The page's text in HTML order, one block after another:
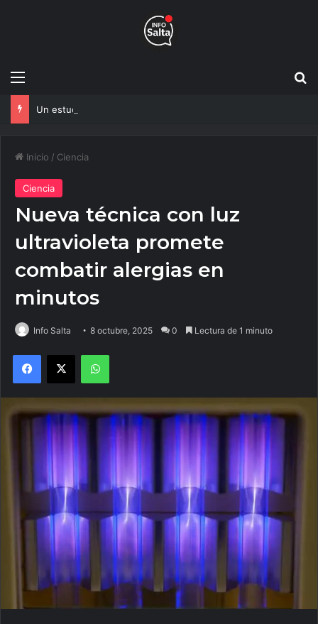
Menú
Inicio / Ciencia
Ciencia
Nueva técnica con luz
ultravioleta promete
combatir alergias en
minutos
Info Salta 8 octubre, 2025 0 Lectura de 1 minuto
Facebook
X WhatsApp